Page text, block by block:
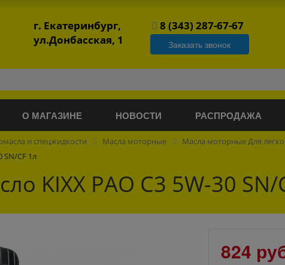
г. Екатеринбург,
ул.Донбасская, 1
8 (343) 287-67-67
Заказать звонок
О МАГАЗИНЕ НОВОСТИ РАСПРОДАЖА
и спецжидкости Масла моторные
Масла моторные Для
SN/CF 1л
KIXX PAO С3 5W-30 SN/
824